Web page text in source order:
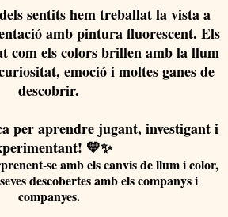
sentits hem treballat la vista a
amb pintura fluorescent. Els
com els colors brillen amb la llum
emoció i moltes ganes de
descobrir.
per aprendre jugant, investigant i
💛✨
se amb els canvis de llum i color,
descobertes amb els companys i
companyes.